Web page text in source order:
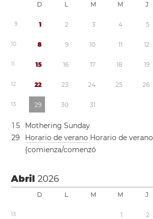
D L M M J
9 1 2 3 4 5
10 8 9 10 11 12
11 15 16 17 18 19
12 22 23 24 25 26
13 29 30 31
1 5
Mothering Sunday
29 Horario de verano Horario de verano
{comienza/comenzó
Abril2026
D L M M J
13 1 2